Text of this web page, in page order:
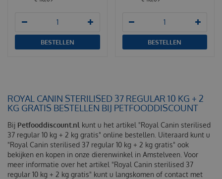
BESTELLEN BESTELLEN
ROYAL CANIN STERILISED 37 REGULAR 10 KG + 2
KG GRATIS BESTELLEN BIJ PETFOODDISCOUNT
Bij Petfooddiscount.nl kunt u het artikel "Royal Canin sterilised
37 regular 10 kg + 2 kg gratis" online bestellen. Uiteraard kunt u
"Royal Canin sterilised 37 regular 10 kg + 2 kg gratis" ook
bekijken en kopen in onze dierenwinkel in Amstelveen. Voor
meer informatie over het artikel "Royal Canin sterilised 37
regular 10 kg + 2 kg gratis" kunt u langskomen of contact met